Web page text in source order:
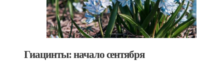
Гиацинты: начало сентября